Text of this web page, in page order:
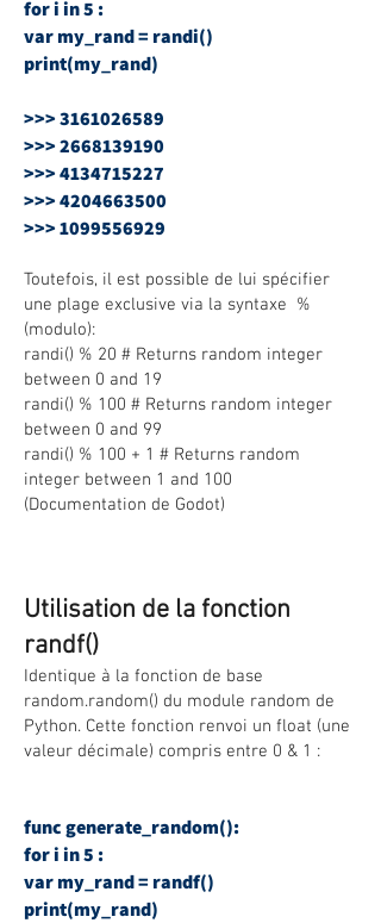
for i in 5 :
var my_rand = randi()
print(my_rand)
>>>3161026589
>>>2668139190
>>>4134715227
>>>4204663500
>>>1099556929
Toutefois, il est possible de lui spécifier
une plage exclusive via la syntaxe %
(modulo):
randi() % 20 # Returns random integer
between 0 and 19
randi() % 100 # Returns random integer
between 0 and 99
randi() % 100 + 1 # Returns random
integer between 1 and 100
(Documentation de Godot)
Utilisation de la fonction
randf()
Identique à la fonction de base
random.random() du module random de
Python. Cette fonction renvoi un float (une
valeur décimale) compris entre 0 & 1 :
func generate_random():
for i in 5 :
var my_rand = randf()
print(my_rand)